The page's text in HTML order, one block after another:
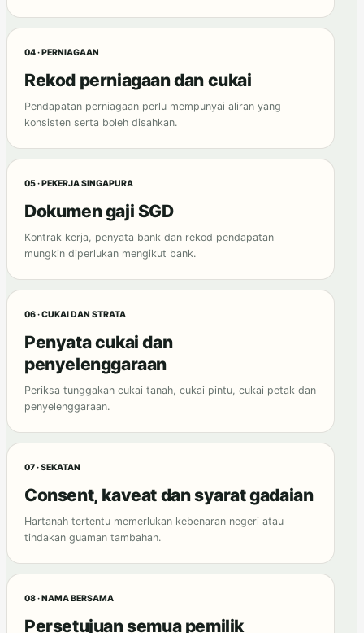
04 · PERNIAGAAN
Rekod perniagaan dan cukai
Pendapatan perniagaan perlu mempunyai aliran yang
konsisten serta boleh disahkan.
05 · PEKERJA SINGAPURA
Dokumen gaji SGD
Kontrak kerja, penyata bank dan rekod pendapatan
mungkin diperlukan mengikut bank.
06 · CUKAI DAN STRATA
Penyata cukai dan
penyelenggaraan
Periksa tunggakan cukai tanah, cukai pintu, cukai petak dan
penyelenggaraan.
07 · SEKATAN
Consent, kaveat dan syarat gadaian
Hartanah tertentu memerlukan kebenaran negeri atau
tindakan guaman tambahan.
08 · NAMA BERSAMA
Persetujuan semua pemilik